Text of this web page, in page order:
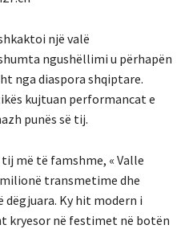
një valë
ngushëllimi u përhapën
nga diaspora shqiptare.
kujtuan performancat e
punës së tij.
më të famshme, « Valle
milionë transmetime dhe
Ky hit modern i
kryesor në festimet në botën